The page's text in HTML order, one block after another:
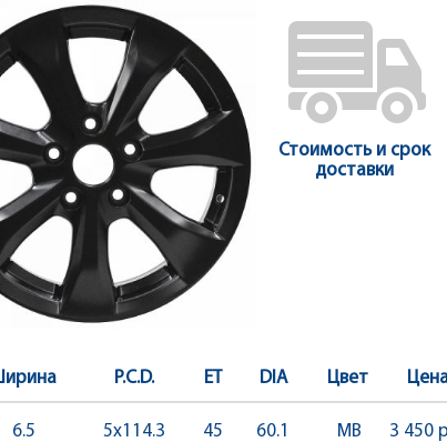
Стоимость и срок
доставки
P.C.D. ET DIA Цвет
6.5 5x114.3 45 60.1 MB 3 450